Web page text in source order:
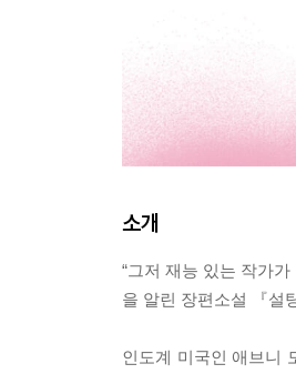
소개
“그저 재능 있는 작가
을 알린 장편소설 『설
인도계 미국인 애브니